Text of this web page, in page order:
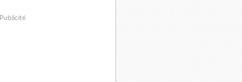
Publicité